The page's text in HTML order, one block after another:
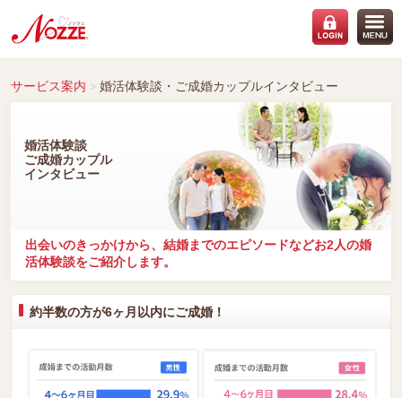
サービス案内 婚活体験談・ご成婚カップルインタビュー
婚活体験談
ご成婚カップル
インタビュー
出会いのきっかけから、結婚までのエピソードなどお2人の婚
活体験談をご紹介します。
約半数の方が6ヶ月以内にご成婚！